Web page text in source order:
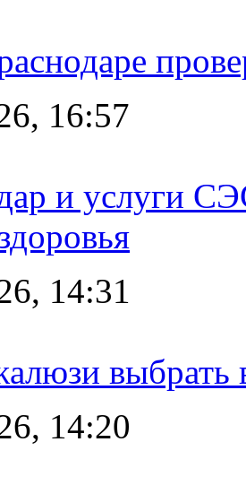
16:57
и услуги
14:31
выбрать
14:20